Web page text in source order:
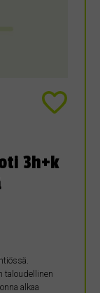
3h+k
taloudellinen
alkaa